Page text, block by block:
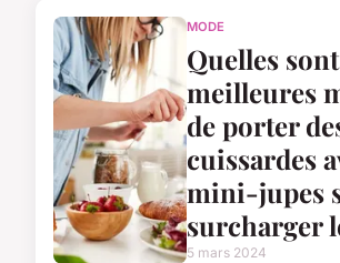
MODE
Quelles
meilleures
de porter
cuissardes
mini-jupes
surcharger
5 mars 2024